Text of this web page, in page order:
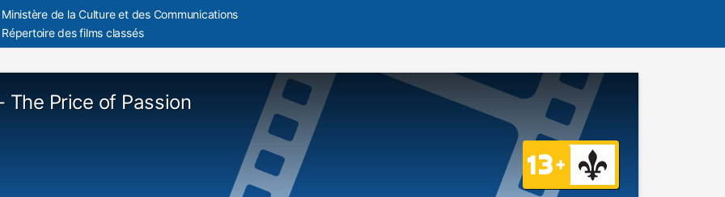
Ministère de la Culture et des Communications
Répertoire des films classés
The Price of Passion